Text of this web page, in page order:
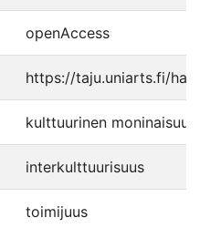
openAccess
https://taju.uniarts.fi/
kulttuurinen moninaisuus
interkulttuurisuus
toimijuus